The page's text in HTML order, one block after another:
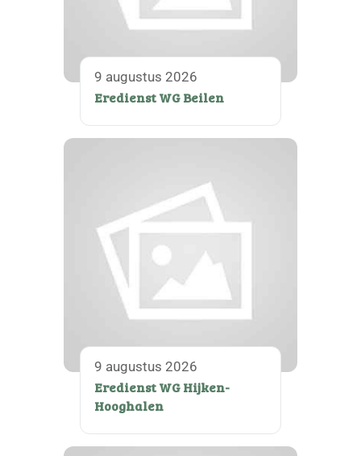
9 augustus 2026
Eredienst WG Beilen
9 augustus 2026
Eredienst WG Hijken-
Hooghalen